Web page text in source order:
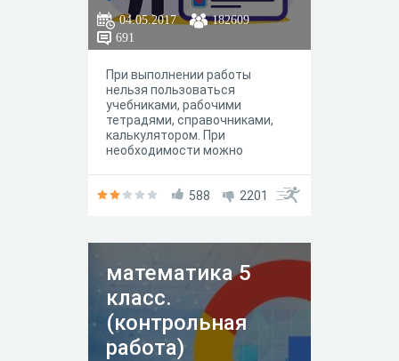
04.05.2017
182609
691
При выполнении работы
нельзя пользоваться
учебниками, рабочими
тетрадями, справочниками,
калькулятором. При
необходимости можно
588 2201
математика 5
класс.
(контрольная
работа)